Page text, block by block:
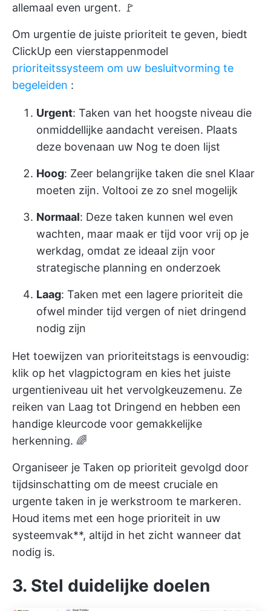
allemaal even urgent. 🚩
Om urgentie de juiste prioriteit te geven, biedt
ClickUp een vierstappenmodel
prioriteitssysteem om uw besluitvorming te
begeleiden :
Urgent: Taken van het hoogste niveau die
onmiddellijke aandacht vereisen. Plaats
deze bovenaan uw Nog te doen lijst
Hoog: Zeer belangrijke taken die snel Klaar
moeten zijn. Voltooi ze zo snel mogelijk
Normaal: Deze taken kunnen wel even
wachten, maar maak er tijd voor vrij op je
werkdag, omdat ze ideaal zijn voor
strategische planning en onderzoek
Laag: Taken met een lagere prioriteit die
ofwel minder tijd vergen of niet dringend
nodig zijn
Het toewijzen van prioriteitstags is eenvoudig:
klik op het vlagpictogram en kies het juiste
urgentieniveau uit het vervolgkeuzemenu. Ze
reiken van Laag tot Dringend en hebben een
handige kleurcode voor gemakkelijke
herkenning. 🌈
Organiseer je Taken op prioriteit gevolgd door
tijdsinschatting om de meest cruciale en
urgente taken in je werkstroom te markeren.
Houd items met een hoge prioriteit in uw
systeemvak**, altijd in het zicht wanneer dat
nodig is.
3. Stel duidelijke doelen